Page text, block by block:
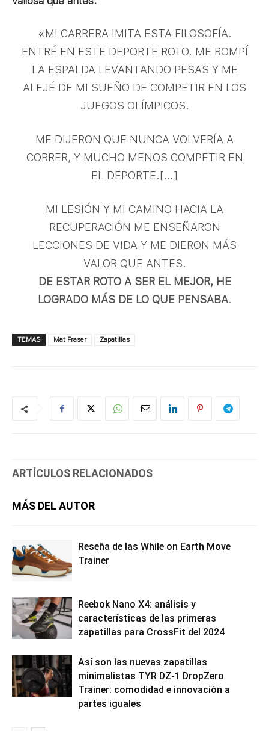
«MI CARRERA IMITA ESTA FILOSOFÍA.
ENTRÉ EN ESTE DEPORTE ROTO. ME ROMPÍ
LA ESPALDA LEVANTANDO PESAS Y ME
ALEJÉ DE MI SUEÑO DE COMPETIR EN LOS
JUEGOS OLÍMPICOS.
ME DIJERON QUE NUNCA VOLVERÍA A
CORRER, Y MUCHO MENOS COMPETIR EN
EL DEPORTE.[…]
MI LESIÓN Y MI CAMINO HACIA LA
RECUPERACIÓN ME ENSEÑARON
LECCIONES DE VIDA Y ME DIERON MÁS
VALOR QUE ANTES.
DE ESTAR ROTO A SER EL MEJOR, HE
LOGRADO MÁS DE LO QUE PENSABA.
TEMAS Mat Fraser Zapatillas
ARTÍCULOS RELACIONADOS
MÁS DEL AUTOR
Reseña de las While on Earth Move
Trainer
Reebok Nano X4: análisis y
características de las primeras
zapatillas para CrossFit del 2024
Así son las nuevas zapatillas
minimalistas TYR DZ-1 DropZero
Trainer: comodidad e innovación a
partes iguales